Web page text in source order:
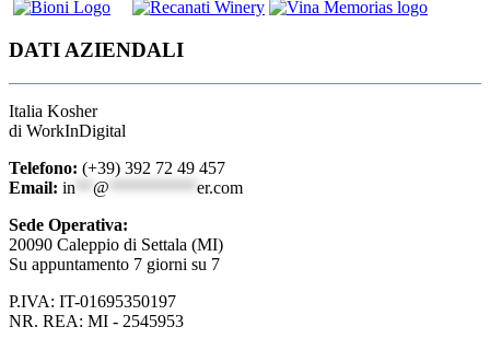
DATI AZIENDALI
Italia Kosher
di WorkInDigital
Telefono: (+39) 392 72 49 457
Email: in @
er.com
Sede Operativa:
20090 Caleppio di Settala (MI)
Su appuntamento 7 giorni su 7
P.IVA: IT-01695350197
NR. REA: MI - 2545953